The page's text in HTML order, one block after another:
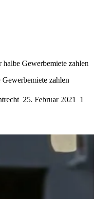
Gewerbemiete zahlen
zahlen
25. Februar 2021
1